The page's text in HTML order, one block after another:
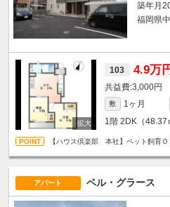
築年月
福岡県
103 4.9万
3,000円
敷 1ヶ月
1階 2DK（48.37
【ハウス倶楽部 本社】ペット飼育Ｏ
アパート ベル・グラース